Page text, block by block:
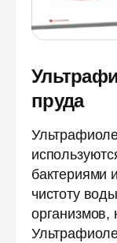
пруда
бактериями
чистоту
организмов,